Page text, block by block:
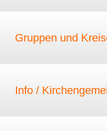
Gruppen und
Info /